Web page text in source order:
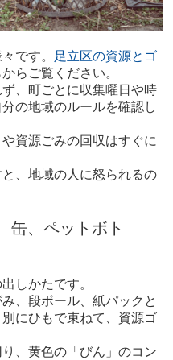
です。
足立区の資源とゴ
らご覧ください。
、町ごとに収集曜日や時
の地域のルールを確認し
資源ごみの回収はすぐに
、地域の人に怒られるの
缶、ペットボト
しかたです。
、段ボール、紙パックと
にひもで束ねて、資源ゴ
、黄色の「びん」のコン